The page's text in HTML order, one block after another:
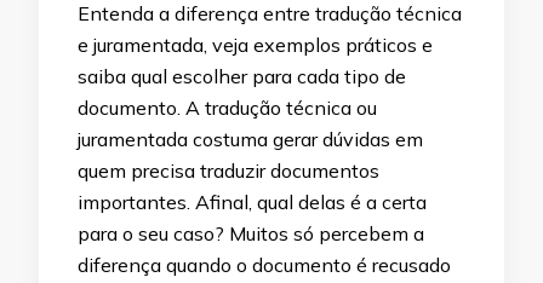
Entenda a diferença entre tradução técnica
e juramentada, veja exemplos práticos e
saiba qual escolher para cada tipo de
documento. A tradução técnica ou
juramentada costuma gerar dúvidas em
quem precisa traduzir documentos
importantes. Afinal, qual delas é a certa
para o seu caso? Muitos só percebem a
diferença quando o documento é recusado